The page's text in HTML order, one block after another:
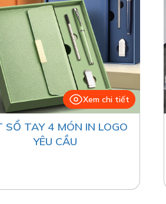
Xem chi tiết
SỔ TAY 4 MÓN IN LOGO
YÊU CẦU